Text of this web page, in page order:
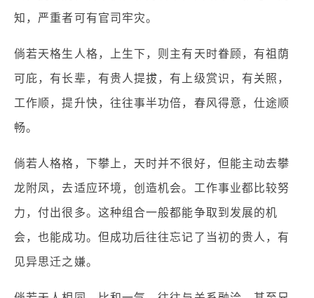
知，严重者可有官司牢灾。
倘若天格生人格，上生下，则主有天时眷顾，有祖荫
可庇，有长辈，有贵人提拔，有上级赏识，有关照，
工作顺，提升快，往往事半功倍，春风得意，仕途顺
畅。
倘若人格格，下攀上，天时并不很好，但能主动去攀
龙附凤，去适应环境，创造机会。工作事业都比较努
力，付出很多。这种组合一般都能争取到发展的机
会，也能成功。但成功后往往忘记了当初的贵人，有
见异思迁之嫌。